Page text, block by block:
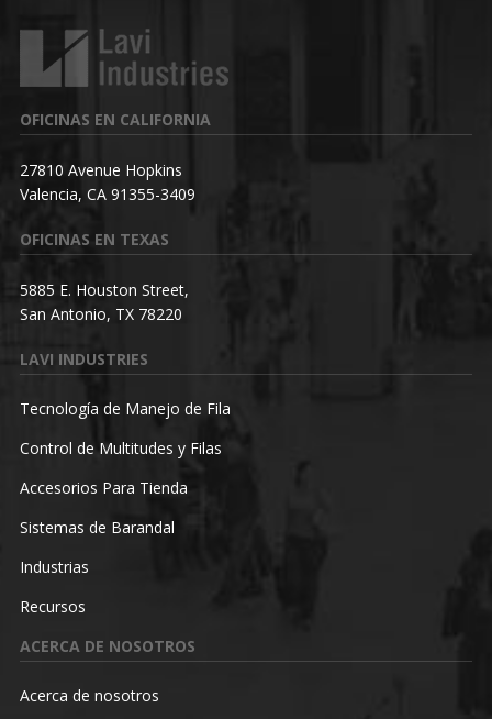
OFICINAS EN CALIFORNIA
27810 Avenue Hopkins
Valencia, CA 91355-3409
OFICINAS EN TEXAS
5885 E. Houston Street,
San Antonio, TX 78220
LAVI INDUSTRIES
Tecnología de Manejo de Fila
Control de Multitudes y Filas
Accesorios Para Tienda
Sistemas de Barandal
Industrias
Recursos
ACERCA DE NOSOTROS
Acerca de nosotros